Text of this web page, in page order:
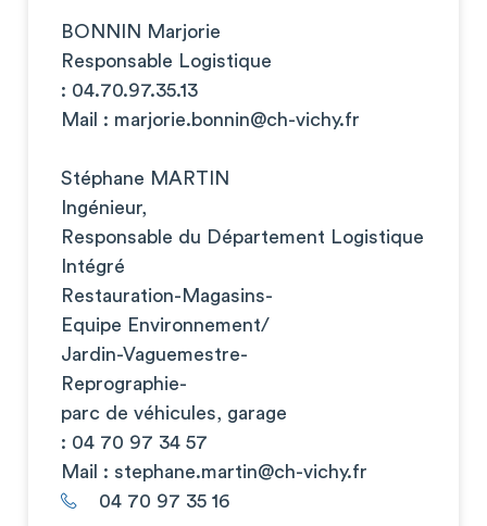
BONNIN Marjorie
Responsable Logistique
: 04.70.97.35.13
Mail : marjorie.bonnin@ch-vichy.fr
Stéphane MARTIN
Ingénieur,
Responsable du Département Logistique
Intégré
Restauration-Magasins-
Equipe Environnement/
Jardin-Vaguemestre-
Reprographie-
parc de véhicules, garage
: 04 70 97 34 57
Mail : stephane.martin@ch-vichy.fr
04 70 97 35 16